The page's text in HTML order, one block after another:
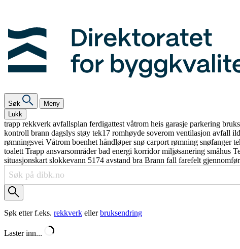
Søk
Meny
Lukk
trapp rekkverk avfallsplan ferdigattest våtrom heis garasje parkering
kontroll brann dagslys støy tek17 romhøyde soverom ventilasjon avfall
rømningsvei Våtrom boenhet håndløpersnø carport rømning snøfanger
toalett Trapp ansvarsområderbad energi korridormiljøsanering småhus
situasjonskart slokkevann 5174 avstand bra Brann fall farefelt
Søk etter f.eks. rekkverk ellerbruksendring
Laster inn...